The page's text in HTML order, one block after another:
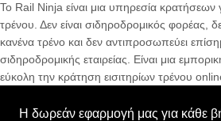
Το Rail Ninja είναι μια υπηρεσία κρατήσεων
τρένου. Δεν είναι σιδηροδρομικός φορέας,
κανένα τρένο και δεν αντιπροσωπεύει
σιδηροδρομικής εταιρείας. Είναι μια
εύκολη την κράτηση εισιτηρίων τρένου
Η δωρεάν εφαρμογή μας για κάθε